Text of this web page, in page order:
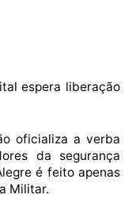
espera liberação
oficializa a verba
da segurança
é feito apenas
Militar.